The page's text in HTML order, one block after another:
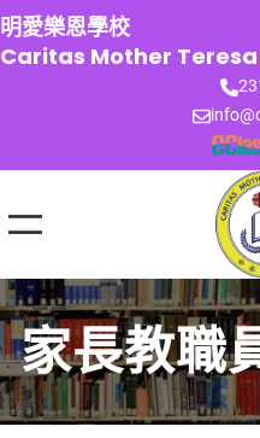
跳
至
主
明愛樂恩學校
Caritas Mother Teresa
家長教職